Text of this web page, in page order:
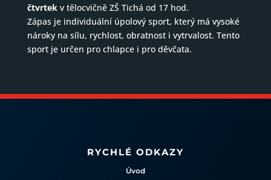
čtvrtek v tělocvičně ZŠ Tichá od 17 hod.
Zápas je individuální úpolový sport, který má vysoké
nároky na sílu, rychlost, obratnost i vytrvalost. Tento
sport je určen pro chlapce i pro děvčata.
RYCHLÉ ODKAZY
Úvod